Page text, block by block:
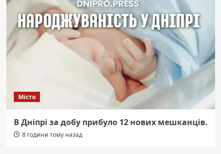
Місто
В Дніпрі за добу прибуло 12 нових мешканців.
8 години тому назад